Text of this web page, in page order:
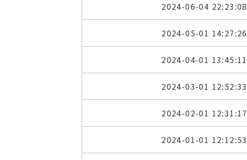
2024-06-04 22:23:08
2024-05-01 14:27:26
2024-04-01 13:45:11
2024-03-01 12:52:33
2024-02-01 12:31:17
2024-01-01 12:12:53